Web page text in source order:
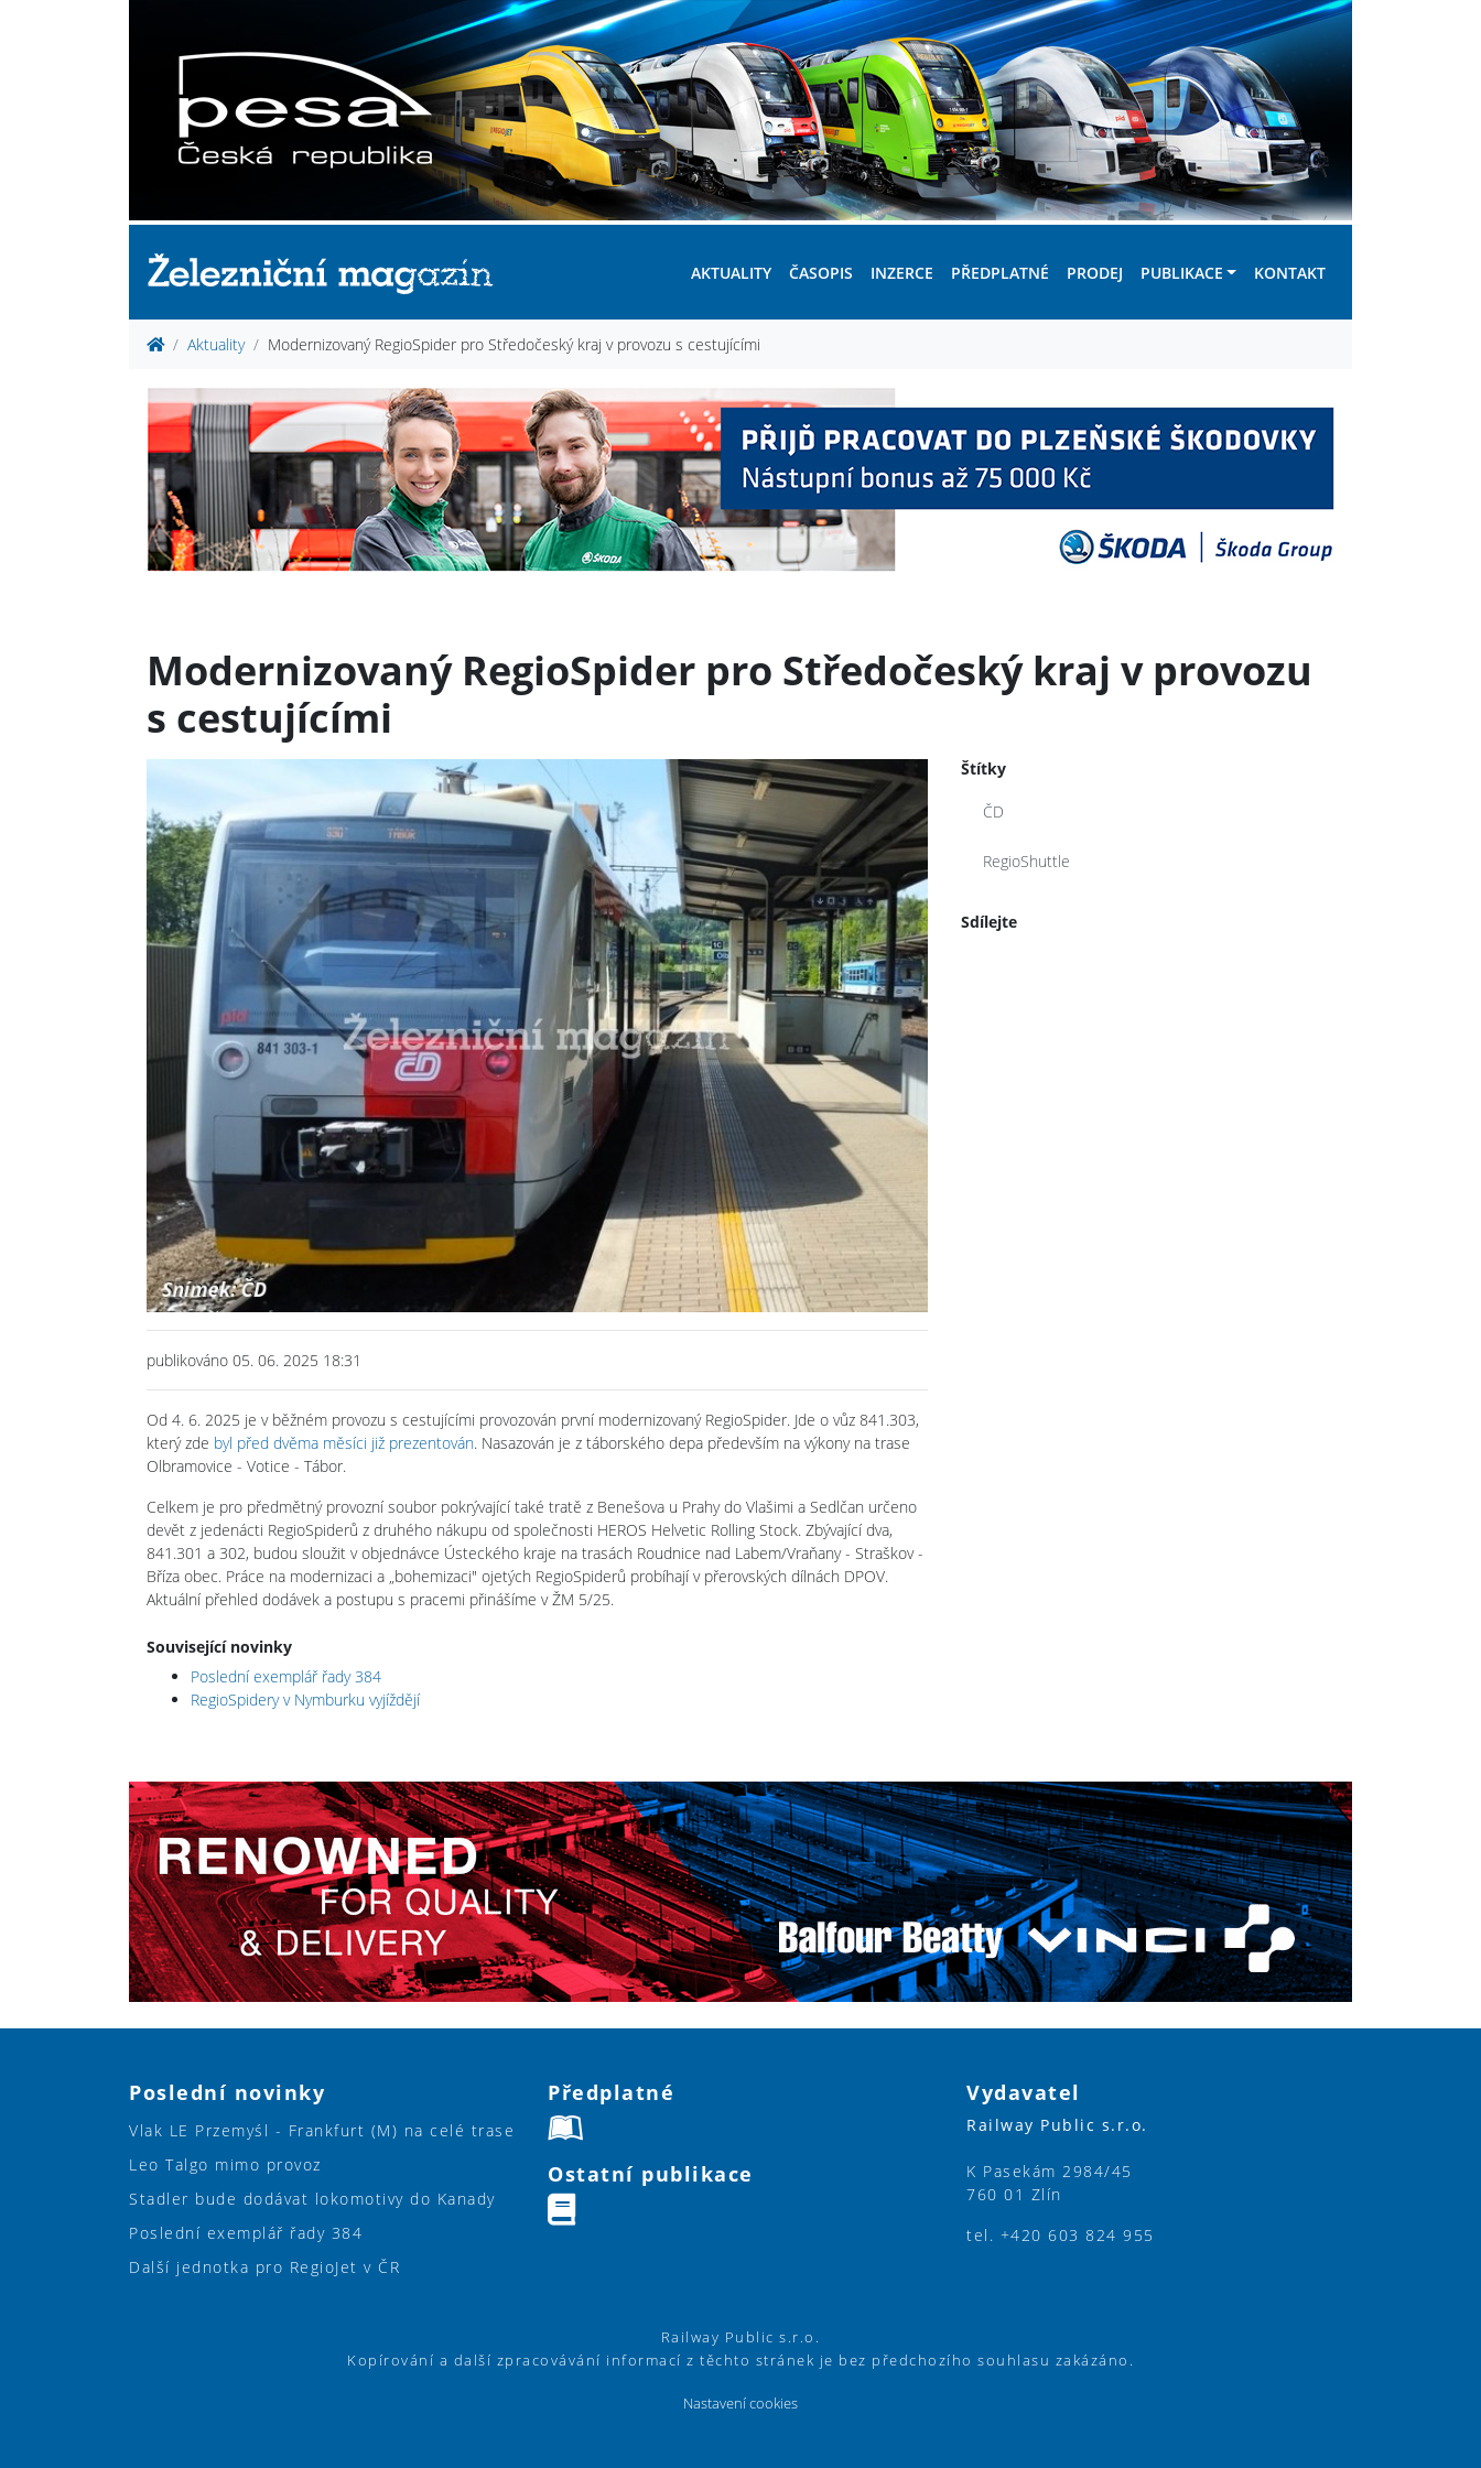
AKTUALITY ČASOPIS INZERCE PŘEDPLATNÉ PRODEJ PUBLIKACE KONTAKT
Aktuality Modernizovaný RegioSpider pro Středočeský kraj v provozu s cestujícími
Modernizovaný RegioSpider pro Středočeský kraj v provozu
s cestujícími
publikováno 05. 06. 2025 18:31
Od 4. 6. 2025 je v běžném provozu s cestujícími provozován první modernizovaný RegioSpider. Jde o vůz 841.303,
který zde byl před dvěma měsíci již prezentován. Nasazován je z táborského depa především na výkony na trase
Olbramovice - Votice - Tábor.
Celkem je pro předmětný provozní soubor pokrývající také tratě z Benešova u Prahy do Vlašimi a Sedlčan určeno
devět z jedenácti RegioSpiderů z druhého nákupu od společnosti HEROS Helvetic Rolling Stock. Zbývající dva,
841.301 a 302, budou sloužit v objednávce Ústeckého kraje na trasách Roudnice nad Labem/Vraňany - Straškov -
Bříza obec. Práce na modernizaci a „bohemizaci" ojetých RegioSpiderů probíhají v přerovských dílnách DPOV.
Aktuální přehled dodávek a postupu s pracemi přinášíme v ŽM 5/25.
Související novinky
Poslední exemplář řady 384
RegioSpidery v Nymburku vyjíždějí
Štítky
ČD
RegioShuttle
Sdílejte
Poslední novinky
Vlak LE Przemyśl - Frankfurt (M) na celé trase
Leo Talgo mimo provoz
Stadler bude dodávat lokomotivy do Kanady
Poslední exemplář řady 384
Další jednotka pro RegioJet v ČR
Předplatné
Ostatní publikace
Vydavatel
Railway Public s.r.o.
K Pasekám 2984/45
760 01 Zlín
tel. +420 603 824 955
Railway Public s.r.o.
Kopírování a další zpracovávání informací z těchto stránek je bez předchozího souhlasu zakázáno.
Nastavení cookies